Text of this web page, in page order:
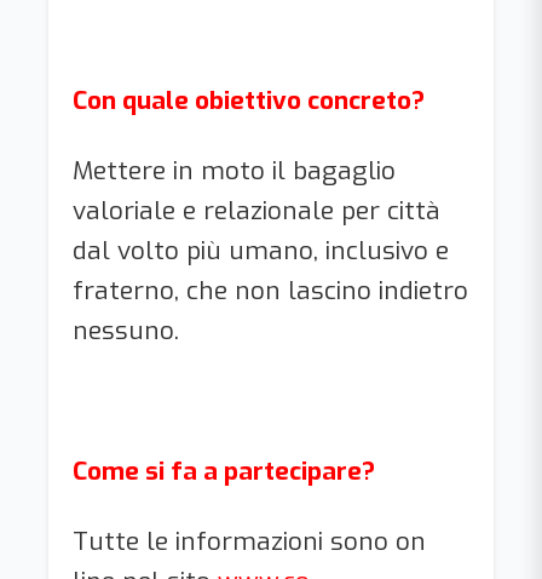
Con quale obiettivo concreto?
Mettere in moto il bagaglio
valoriale e relazionale per città
dal volto più umano, inclusivo e
fraterno, che non lascino indietro
nessuno.
Come si fa a partecipare?
Tutte le informazioni sono on